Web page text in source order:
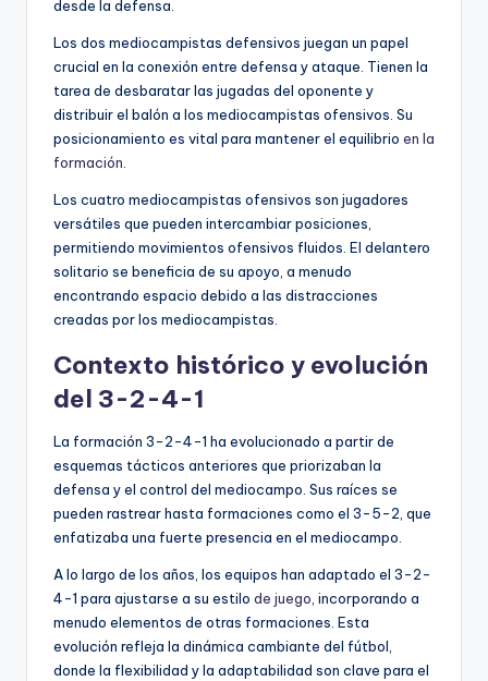
desde la defensa.
Los dos mediocampistas defensivos juegan un papel
crucial en la conexión entre defensa y ataque. Tienen la
tarea de desbaratar las jugadas del oponente y
distribuir el balón a los mediocampistas ofensivos. Su
posicionamiento es vital para mantener el equilibrio en la
formación
Los cuatro mediocampistas ofensivos son jugadores
versátiles que pueden intercambiar posiciones,
permitiendo movimientos ofensivos fluidos. El delantero
solitario se beneficia de su apoyo, a menudo
encontrando espacio debido a las distracciones
creadas por los mediocampistas.
Contexto histórico y evolución
del 3-2-4-1
La formación 3-2-4-1 ha evolucionado a partir de
esquemas tácticos anteriores que priorizaban la
defensa y el control del mediocampo. Sus raíces se
pueden rastrear hasta formaciones como el 3-5-2, que
enfatizaba una fuerte presencia en el mediocampo.
A lo largo de los años, los equipos han adaptado el 3-2-
4-1 para ajustarse a su estilo de juego , incorporando a
menudo elementos de otras formaciones. Esta
evolución refleja la dinámica cambiante del fútbol,
donde la flexibilidad y la adaptabilidad son clave para el